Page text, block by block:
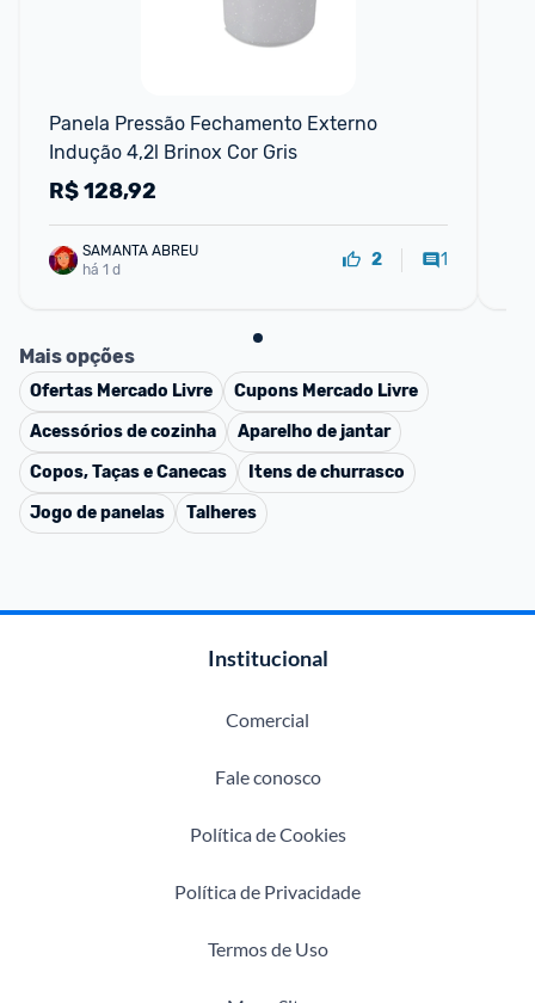
Panela Pressão Fechamento Externo
Indução 4,2l Brinox Cor Gris
R$128,92
SAMANTA ABREU
há 1 d
2 1
Mais opções
Ofertas Mercado Livre Cupons Mercado Livre
Acessórios de cozinha
Aparelho de jantar
Copos, Taças e Canecas
Itens de churrasco
Jogo de panelas
Talheres
Institucional
Comercial
Fale conosco
Política de Cookies
Política de Privacidade
Termos de Uso